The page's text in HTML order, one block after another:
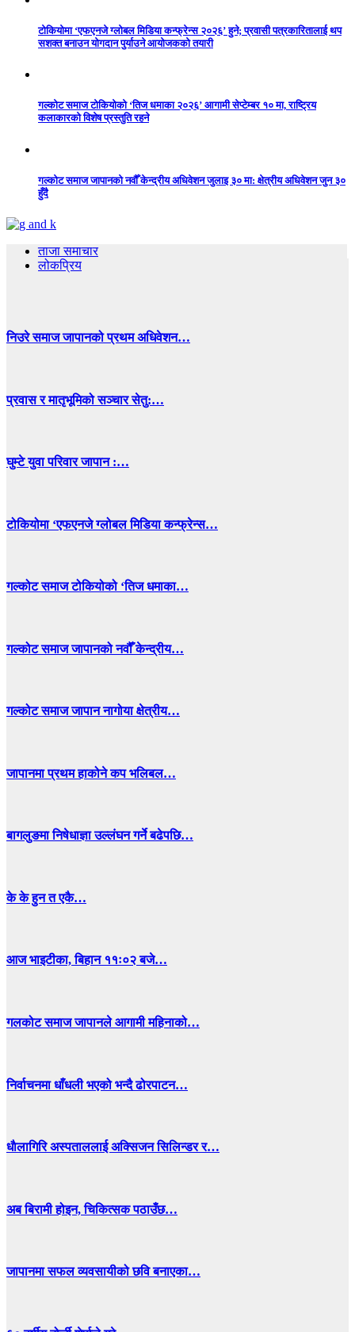
टोकियोमा ‘एफएनजे ग्लोबल मिडिया कन्फ्रेन्स २०२६’ हुने; प्रवासी पत्रकारितालाई थप
सशक्त बनाउन योगदान पुर्याउने आयोजकको तयारी
गल्कोट समाज टोकियोको ‘तिज धमाका २०२६’ आगामी सेप्टेम्बर १० मा, राष्ट्रिय
कलाकारको विशेष प्रस्तुति रहने
गल्कोट समाज जापानको नवौँ केन्द्रीय अधिवेशन जुलाइ ३० मा: क्षेत्रीय अधिवेशन जुन ३०
हुँदै
ताजा समाचार
लोकप्रिय
निउरे समाज जापानको प्रथम अधिवेशन…
प्रवास र मातृभूमिको सञ्चार सेतु:…
घुम्टे युवा परिवार जापान :…
टोकियोमा ‘एफएनजे ग्लोबल मिडिया कन्फ्रेन्स…
गल्कोट समाज टोकियोको ‘तिज धमाका…
गल्कोट समाज जापानको नवौँ केन्द्रीय…
गल्कोट समाज जापान नागोया क्षेत्रीय…
जापानमा प्रथम हाकोने कप भलिबल…
बागलुङमा निषेधाज्ञा उल्लंघन गर्ने बढेपछि…
के के हुन त एकै…
आज भाइटीका, बिहान ११ः०२ बजे…
गलकोट समाज जापानले आगामी महिनाको…
निर्वाचनमा धाँधली भएको भन्दै ढोरपाटन…
धाैलागिरि अस्पताललाई अक्सिजन सिलिन्डर र…
अब बिरामी होइन, चिकित्सक पठाउँछ…
जापानमा सफल व्यवसायीको छवि बनाएका…